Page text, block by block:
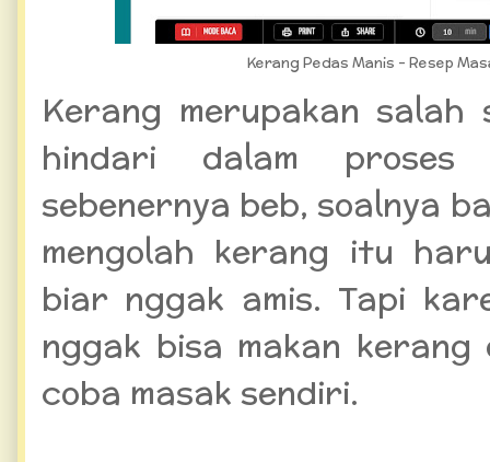
Kerang Pedas Manis - Resep
Kerang merupakan
hindari dalam proses
sebenernya beb, soalnya
mengolah kerang itu
biar nggak amis. Tapi
nggak bisa makan
coba masak sendiri.